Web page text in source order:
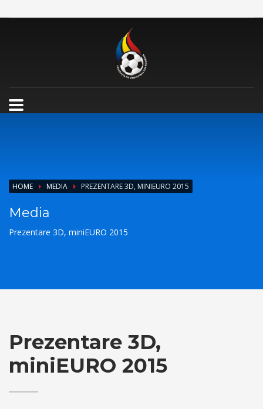
HOME MEDIA PREZENTARE 3D, MINIEURO 2015
Media
Prezentare 3D, miniEURO 2015
Prezentare 3D,
miniEURO 2015